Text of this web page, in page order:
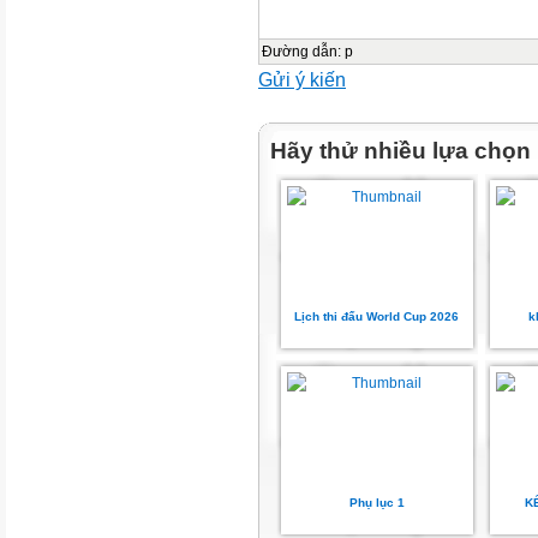
 Bồi dưỡng tình yêu, niềm
II. THIẾT BỊ DẠY HỌC VÀ
-
SGK, SGV, SBT Tin học 9 -
lĩnh vực
khác nhau, xuất hiện ở
thuộc với mọi
Đường dẫn: p
Gửi ý kiến
Hãy thử nhiều lựa chọn
Lịch thi đấu World Cup 2026
Phụ lục 1